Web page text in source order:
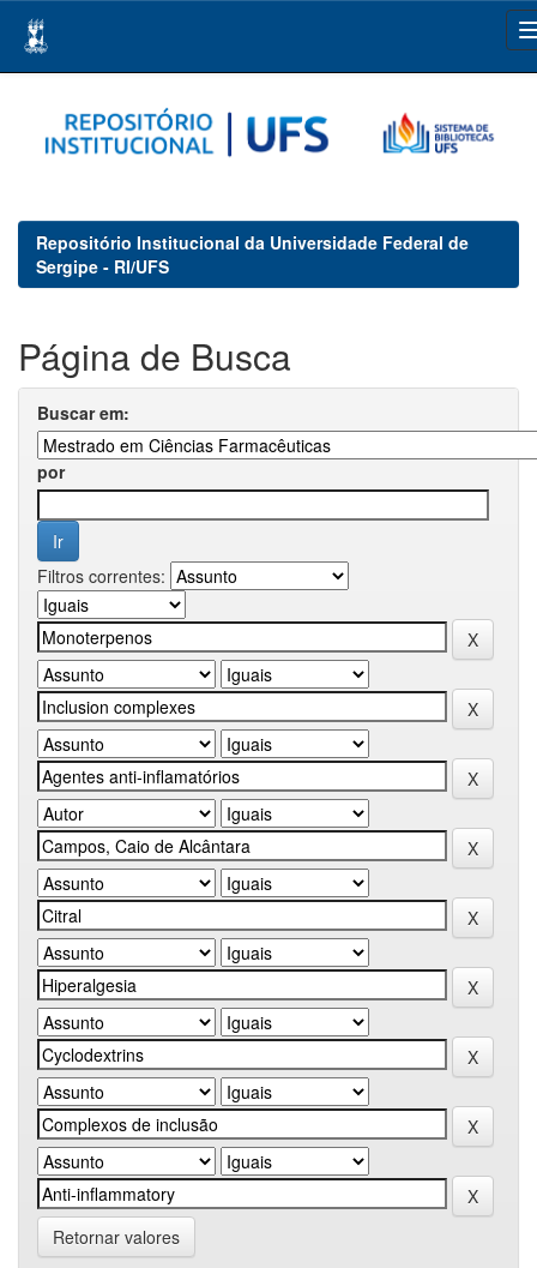
navigation
Repositório Institucional da Universidade Federal de
Sergipe - RI/UFS
Página de Busca
Buscar em:
por
Filtros correntes:
Retornar valores